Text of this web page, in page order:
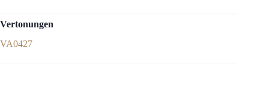
Vertonungen
VA0427